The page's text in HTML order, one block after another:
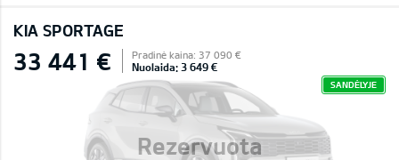
KIA SPORTAGE
Rezervuota
33 441 € Pradinė kaina: 37 090 €
Nuolaida: 3 649 €
SANDĖLYJE